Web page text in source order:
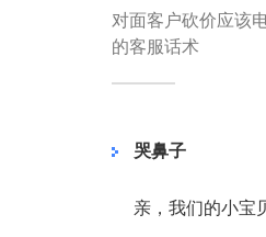
对面客户砍价应该
的客服话术
哭鼻子
亲，我们的小宝